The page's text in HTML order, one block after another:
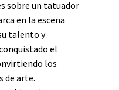
sobre un tatuador
en la escena
talento y
el
los
de arte.